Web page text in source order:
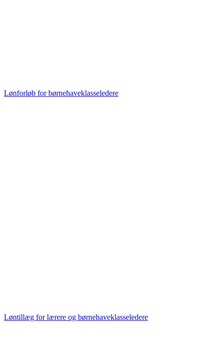
Lønforløb for børnehaveklasseledere
Løntillæg for lærere og børnehaveklasseledere